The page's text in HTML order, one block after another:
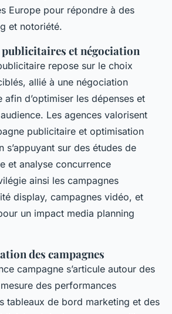
Europe pour répondre à des
et notoriété.
publicitaires et négociation
repose sur le choix
allié à une négociation
afin d’optimiser les dépenses et
Les agences valorisent
publicitaire et optimisation
s’appuyant sur des études de
et analyse concurrence
ainsi les campagnes
display, campagnes vidéo, et
un impact media planning
des campagnes
campagne s’articule autour des
des performances
tableaux de bord marketing et des